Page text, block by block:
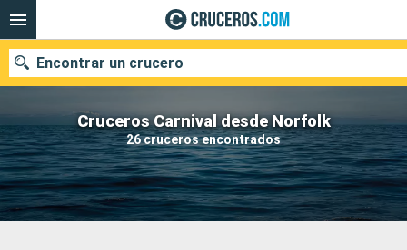
Cruceros Carnival desde Norfolk
26 cruceros encontrados
Encontrar un crucero
Nuestros destinos
Fecha de salida